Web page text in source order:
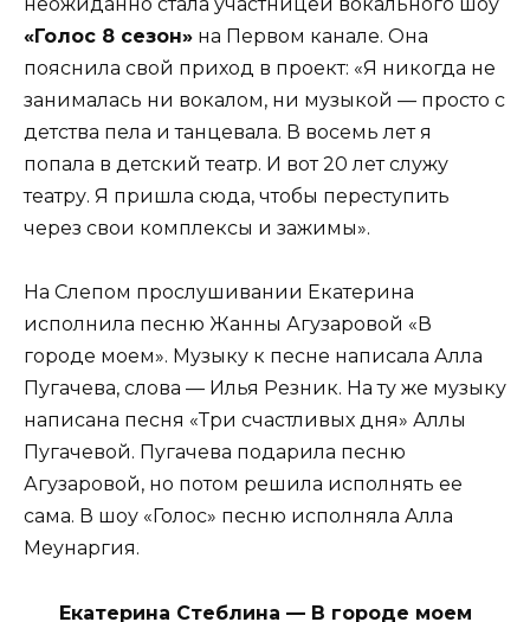
«Голос 8 сезон» на Первом канале. Она
пояснила свой приход в проект: «Я никогда не
занималась ни вокалом, ни музыкой — просто с
детства пела и танцевала. В восемь лет я
попала в детский театр. И вот 20 лет служу
театру. Я пришла сюда, чтобы переступить
через свои комплексы и зажимы».
На Слепом прослушивании Екатерина
исполнила песню Жанны Агузаровой «В
городе моем». Музыку к песне написала Алла
Пугачева, слова — Илья Резник. На ту же музыку
написана песня «Три счастливых дня» Аллы
Пугачевой. Пугачева подарила песню
Агузаровой, но потом решила исполнять ее
сама. В шоу «Голос» песню исполняла Алла
Меунаргия.
Екатерина Стеблина — В городе моем